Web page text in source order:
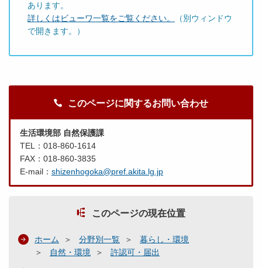
あります。
詳しくはビューワ一覧をご覧ください。
（別ウィンドウ
で開きます。）
このページに関するお問い合わせ
生活環境部 自然保護課
TEL：018-860-1614
FAX：018-860-3835
E-mail： shizenhogoka@pref.akita.lg.jp
このページの現在位置
ホーム 分野別一覧
暮らし・環境
自然・環境
許認可・届出